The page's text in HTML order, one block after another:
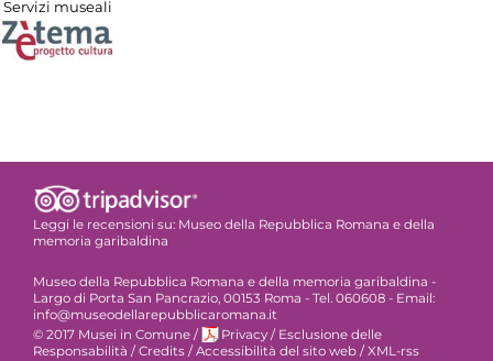
Servizi museali
Leggi le recensioni su: Museo della Repubblica Romana e della
memoria garibaldina
Museo della Repubblica Romana e della memoria garibaldina -
Largo di Porta San Pancrazio, 00153 Roma - Tel. 060608 - Email:
info@museodellarepubblicaromana.it
© 2017 Musei in Comune / Privacy / Esclusione delle
Responsabilità /Credits /Accessibilità del sito web /XML-rss